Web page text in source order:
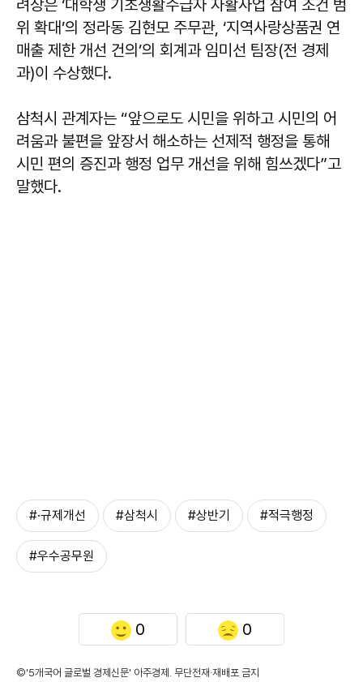
려상은 ‘대학생 기초생활수급자 자활사업 참여 조건 범
위 확대’의 정라동 김현모 주무관, ‘지역사랑상품권 연
매출 제한 개선 건의’의 회계과 임미선 팀장(전 경제
과)이 수상했다.
삼척시 관계자는 “앞으로도 시민을 위하고 시민의 어
려움과 불편을 앞장서 해소하는 선제적 행정을 통해
시민 편의 증진과 행정 업무 개선을 위해 힘쓰겠다”고
말했다.
#·규제개선 #삼척시 #상반기 #적극행정
#우수공무원
0 0
©'5개국어 글로벌 경제신문' 아주경제. 무단전재·재배포 금지